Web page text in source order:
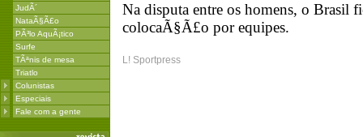
JudÃ´
NataÃ§Ã£o
PÃ³lo AquÃ¡tico
Surfe
TÃªnis de mesa
Triatlo
Colunistas
Especiais
Fale com a gente
Na disputa entre os homens, o Brasil
colocaÃ§Ã£o por equipes.
L! Sportpress